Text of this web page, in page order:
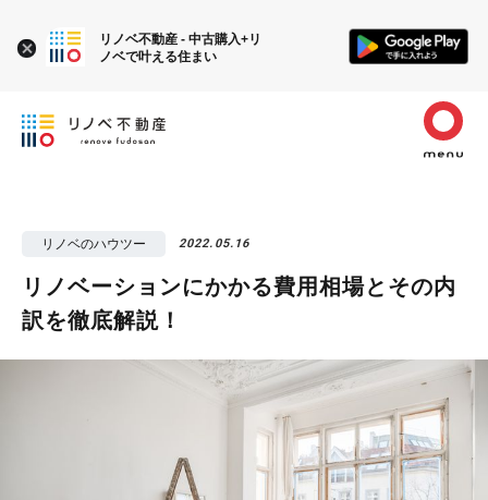
リノベのハウツー 2022.05.16
リノベーションにかかる費用相場とその内
訳を徹底解説！
リノベ不動産 - 中古購入+リ
ノベで叶える住まい